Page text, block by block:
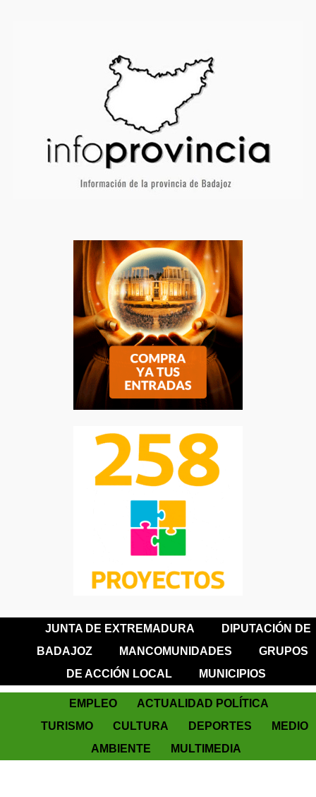
JUNTA DE EXTREMADURA
DIPUTACIÓN DE
BADAJOZ
MANCOMUNIDADES
GRUPOS
DE ACCIÓN LOCAL
MUNICIPIOS
EMPLEO
ACTUALIDAD POLÍTICA
TURISMO
CULTURA DEPORTES
MEDIO
AMBIENTE
MULTIMEDIA